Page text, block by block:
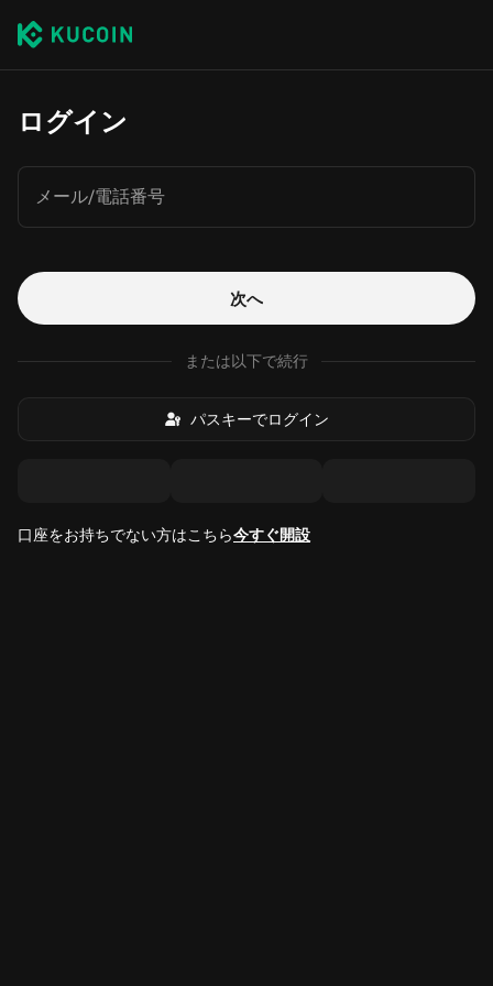
ログイン
メール/電話番号
次へ
または以下で続行
パスキーでログイン
口座をお持ちでない方はこちら今すぐ開設